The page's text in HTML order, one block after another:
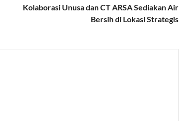
Kolaborasi Unusa dan CT ARSA Sediakan Air
Bersih di Lokasi Strategis